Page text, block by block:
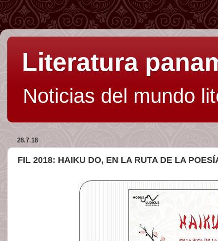
Literatura
Noticias del mundo
28.7.18
FIL 2018: HAIKU DO, EN LA RUTA DE LA